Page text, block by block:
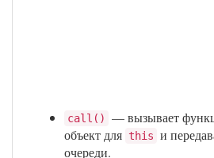
call()
— вызывает
объект для this и
очереди.